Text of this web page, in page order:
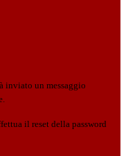
inviato un messaggio
il reset della password